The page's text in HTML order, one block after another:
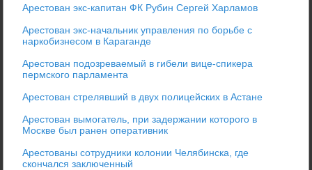
Арестован экс-капитан ФК Рубин Сергей Харламов
Арестован экс-начальник управления по борьбе с
наркобизнесом в Караганде
Арестован подозреваемый в гибели вице-спикера
пермского парламента
Арестован стрелявший в двух полицейских в Астане
Арестован вымогатель, при задержании которого в
Москве был ранен оперативник
Арестованы сотрудники колонии Челябинска, где
скончался заключенный